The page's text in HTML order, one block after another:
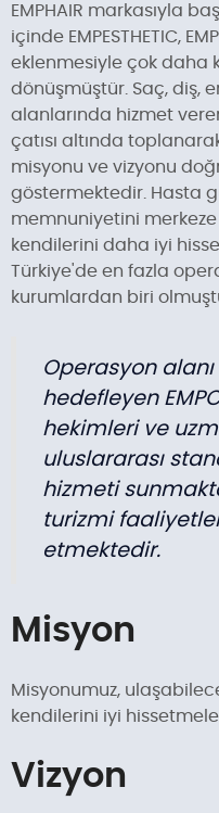
EMPHAIR markasıyla
içinde EMPESTHETIC,
eklenmesiyle çok daha
dönüşmüştür. Saç, diş,
alanlarında hizmet
çatısı altında
misyonu ve vizyonu
göstermektedir. Hasta
memnuniyetini merkeze
kendilerini daha iyi
Türkiye'de en fazla
kurumlardan biri
Operasyon
hedefleyen
hekimleri ve
uluslararası
hizmeti
turizmi
etmektedir.
Misyon
Misyonumuz,
kendilerini iyi
Vizyon